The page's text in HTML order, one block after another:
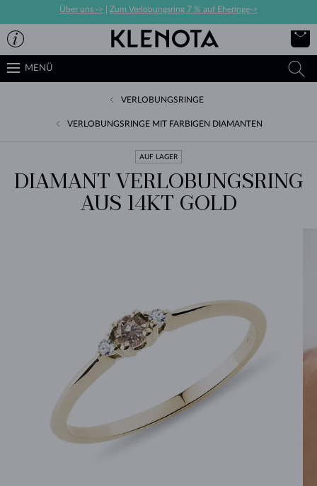
Über uns -> Zum Verlobungsring 7 % auf Eheringe->
MENÜ
VERLOBUNGSRINGE
VERLOBUNGSRINGE MIT FARBIGEN DIAMANTEN
AUF LAGER
DIAMANT VERLOBUNGSRING
AUS 14KT GOLD